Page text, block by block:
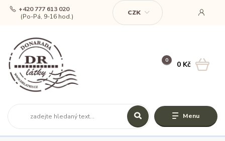
Menu
CZK
+420 777 613 020
(Po-Pá, 9-16 hod.)
0 0 Kč